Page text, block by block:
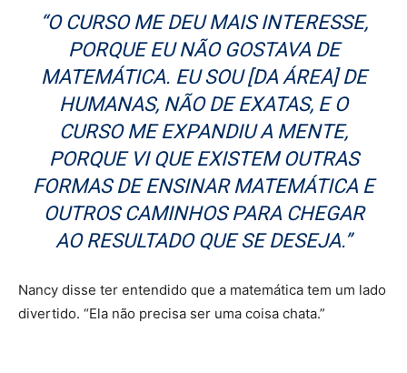
“O CURSO ME DEU MAIS INTERESSE,
PORQUE EU NÃO GOSTAVA DE
MATEMÁTICA. EU SOU [DA ÁREA] DE
HUMANAS, NÃO DE EXATAS, E O
CURSO ME EXPANDIU A MENTE,
PORQUE VI QUE EXISTEM OUTRAS
FORMAS DE ENSINAR MATEMÁTICA E
OUTROS CAMINHOS PARA CHEGAR
AO RESULTADO QUE SE DESEJA.”
Nancy disse ter entendido que a matemática tem um lado
divertido. “Ela não precisa ser uma coisa chata.”